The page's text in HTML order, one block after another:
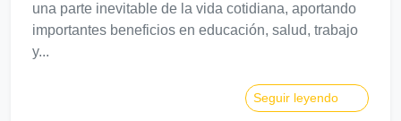
una parte inevitable de la vida cotidiana, aportando
importantes beneficios en educación, salud, trabajo
y...
Seguir leyendo